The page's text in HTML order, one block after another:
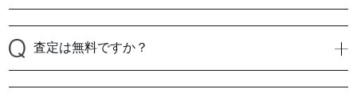
査定は無料ですか？